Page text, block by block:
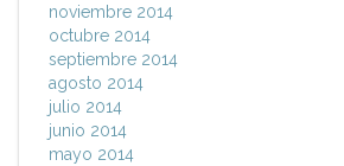
noviembre 2014
octubre 2014
septiembre 2014
agosto 2014
julio 2014
junio 2014
mayo 2014